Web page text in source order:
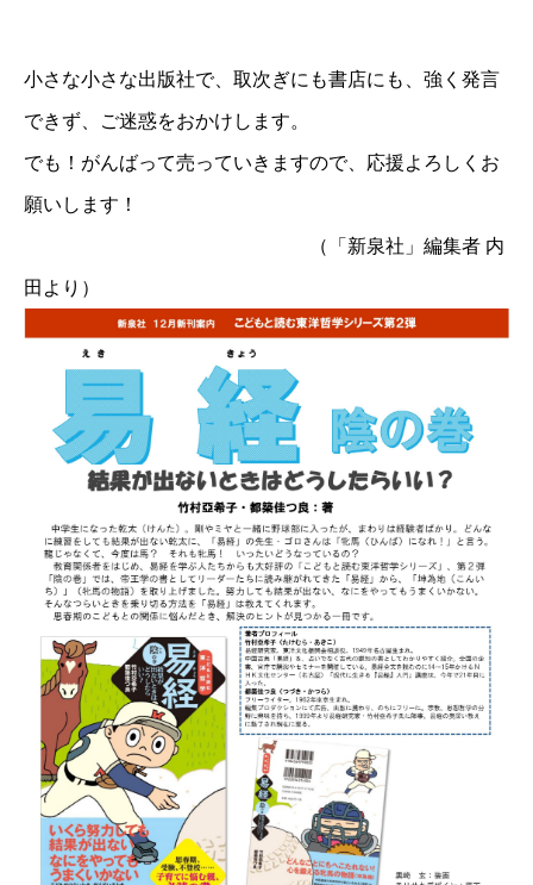
小さな小さな出版社で、取次ぎにも書店にも、強く発言
できず、ご迷惑をおかけします。
でも！がんばって売っていきますので、応援よろしくお
願いします！
（「新泉社」編集者 内
田より）